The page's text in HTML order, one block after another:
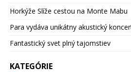
Horkýže Slíže cestou na Monte Mabu
Para vydáva unikátny akustický
Fantastický svet plný tajomstiev
KATEGÓRIE